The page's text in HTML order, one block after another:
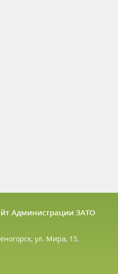
Администрации ЗАТО
ул. Мира, 15.